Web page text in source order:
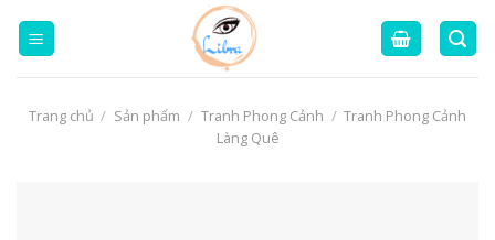
Trang chủ / Sản phẩm / Tranh Phong Cảnh / Tranh Phong Cảnh
Làng Quê